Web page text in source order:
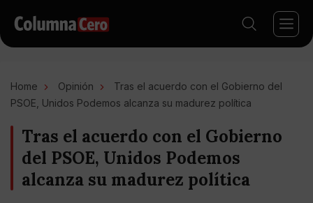
Home Opinión
Tras el acuerdo con el Gobierno del
PSOE, Unidos Podemos alcanza su madurez política
Tras el acuerdo con el Gobierno
del PSOE, Unidos Podemos
alcanza su madurez política